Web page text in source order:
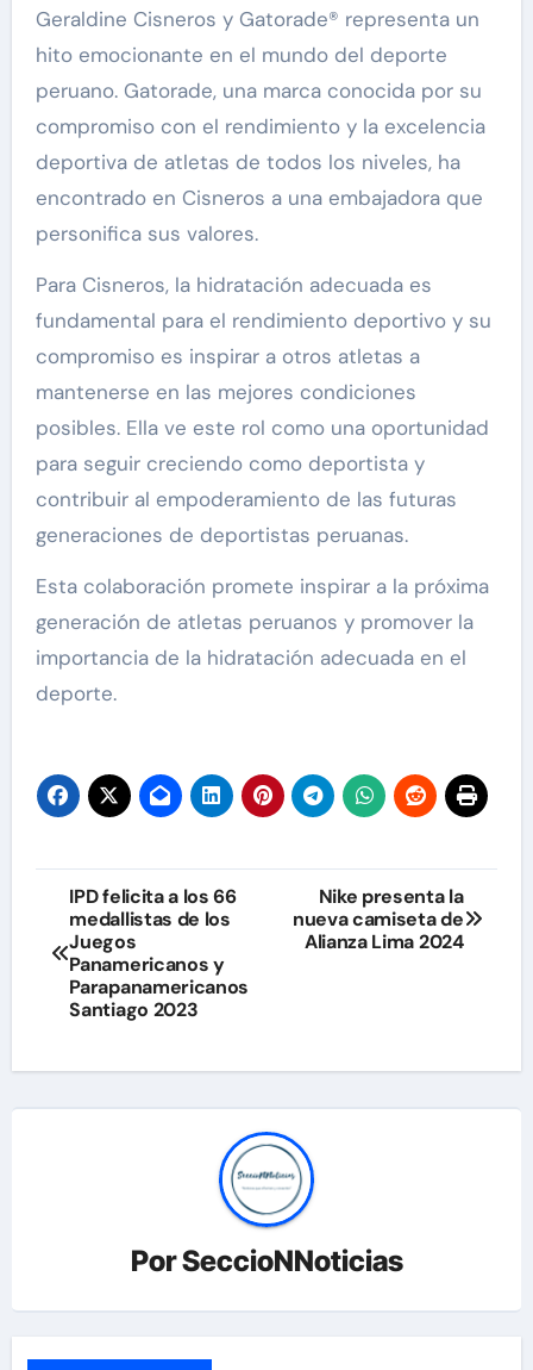
Geraldine Cisneros y Gatorade® representa un
hito emocionante en el mundo del deporte
peruano. Gatorade, una marca conocida por su
compromiso con el rendimiento y la excelencia
deportiva de atletas de todos los niveles, ha
encontrado en Cisneros a una embajadora que
personifica sus valores.
Para Cisneros, la hidratación adecuada es
fundamental para el rendimiento deportivo y su
compromiso es inspirar a otros atletas a
mantenerse en las mejores condiciones
posibles. Ella ve este rol como una oportunidad
para seguir creciendo como deportista y
contribuir al empoderamiento de las futuras
generaciones de deportistas peruanas.
Esta colaboración promete inspirar a la próxima
generación de atletas peruanos y promover la
importancia de la hidratación adecuada en el
deporte.
Navegación
de
entradas
IPD felicita a los 66
medallistas de los
Juegos
Panamericanos y
Parapanamericanos
Santiago 2023
Nike presenta la
nueva camiseta de
Alianza Lima 2024
PorSeccioNNoticias